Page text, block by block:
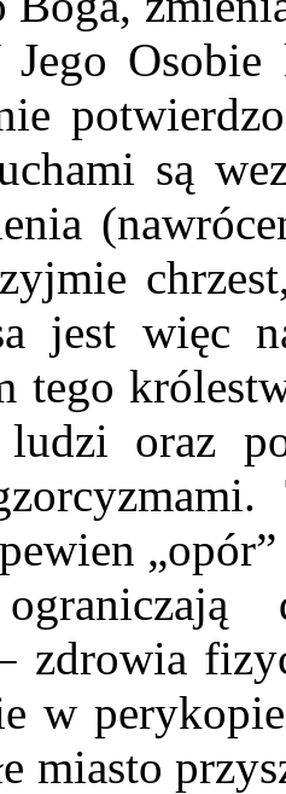
są
jest więc
tego
ludzi oraz
zdrowia
w
miasto